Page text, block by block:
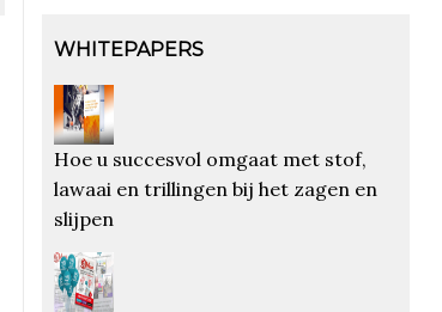
WHITEPAPERS
Hoe u succesvol omgaat met stof,
lawaai en trillingen bij het zagen en
slijpen